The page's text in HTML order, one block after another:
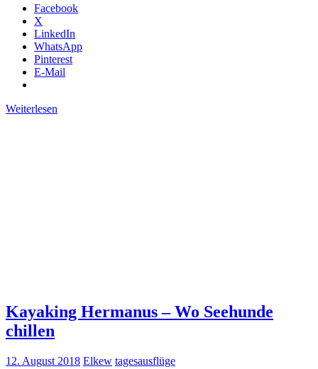
Facebook
X
LinkedIn
WhatsApp
Pinterest
E-Mail
Weiterlesen
Kayaking Hermanus – Wo Seehunde
chillen
12. August 2018 Elkew tagesausflüge